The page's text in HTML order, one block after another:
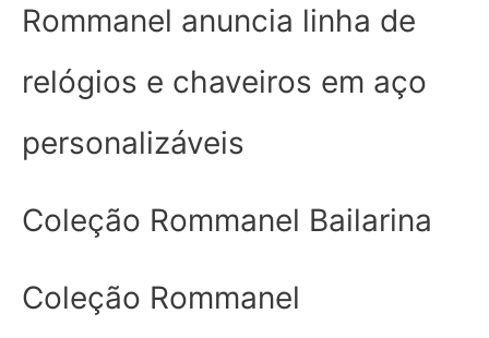
Rommanel anuncia linha de
relógios e chaveiros em aço
personalizáveis
Coleção Rommanel Bailarina
Coleção Rommanel